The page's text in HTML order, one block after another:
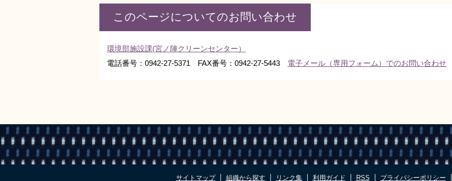
このページについてのお問い合わせ
環境部施設課(宮ノ陣クリーンセンター）
電話番号：0942-27-5371 FAX番号：0942-27-5443 電子メール（専用フォーム）でのお問い合わせ
サイトマップ 組織から探す リンク集 利用ガイド RSS プライバシーポリシー